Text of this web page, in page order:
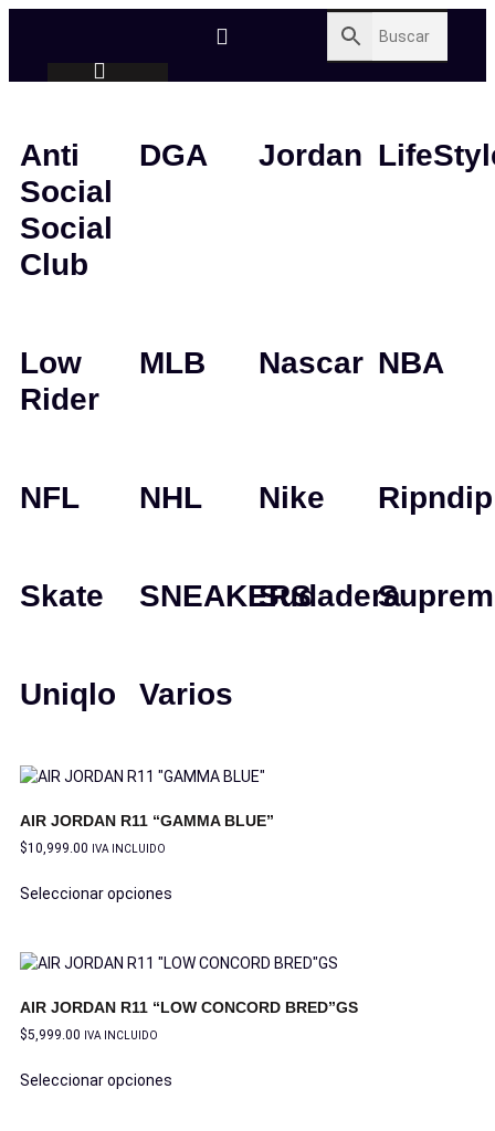
Anti
Social
Social
Club
DGA Jordan
Low
Rider
MLB Nascar NBA
NFL NHL Nike Ripndip
Skate SNEAKERSSudadera
Uniqlo Varios
AIR JORDAN R11 “GAMMA BLUE”
$10,999.00 IVA INCLUIDO
Seleccionar opciones
AIR JORDAN R11 “LOW CONCORD BRED”GS
$5,999.00 IVA INCLUIDO
Seleccionar opciones